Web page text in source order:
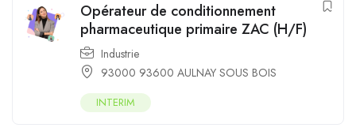
Opérateur de conditionnement
pharmaceutique primaire ZAC (H/F)
Industrie
93000 93600 AULNAY SOUS BOIS
INTERIM